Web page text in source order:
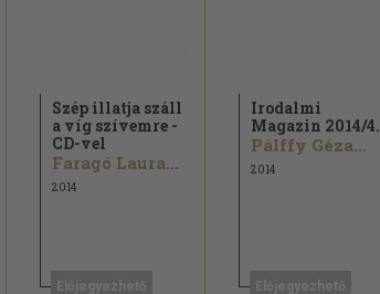
Szép illatja száll
a víg szívemre -
CD-vel
Faragó Laura...
2014
Irodalmi
Magazin 2014/4.
Pálffy Géza...
2014